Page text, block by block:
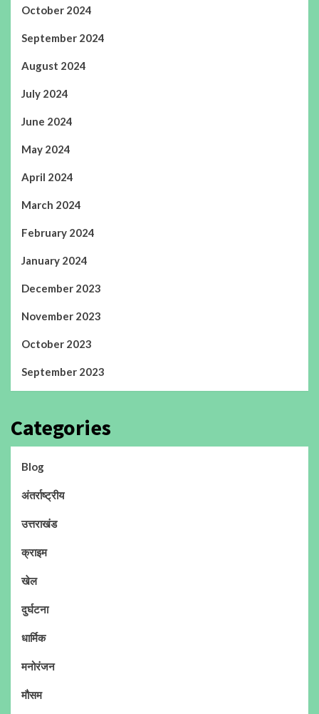
October 2024
September 2024
August 2024
July 2024
June 2024
May 2024
April 2024
March 2024
February 2024
January 2024
December 2023
November 2023
October 2023
September 2023
Categories
Blog
अंतर्राष्ट्रीय
उत्तराखंड
क्राइम
खेल
दुर्घटना
धार्मिक
मनोरंजन
मौसम